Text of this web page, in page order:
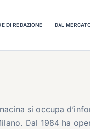
DI REDAZIONE DAL
si occupa
Dal 1984 ha